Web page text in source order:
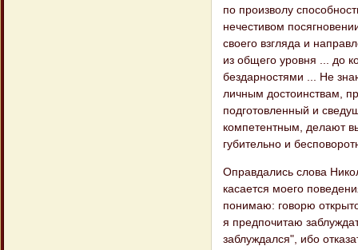
по произволу
нечестивом
своего взгляда и
из общего уровня ... до
бездарностями ... Не
личным достоинствам,
подготовленный и
компетентным, делают
губительно и
Оправдались слова
касается моего
понимаю: говорю
я предпочитаю
заблуждался", ибо